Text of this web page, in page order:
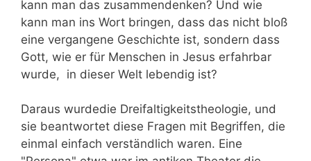
kann man das zusammendenken? Und wie
kann man ins Wort bringen, dass das nicht bloß
eine vergangene Geschichte ist, sondern dass
Gott, wie er für Menschen in Jesus erfahrbar
wurde, in dieser Welt lebendig ist?
Daraus wurdedie Dreifaltigkeitstheologie, und
sie beantwortet diese Fragen mit Begriffen, die
einmal einfach verständlich waren. Eine